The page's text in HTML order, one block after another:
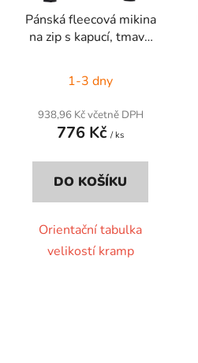
Pánská fleecová mikina
na zip s kapucí, tmavě
1-3 dny
938,96 Kč včetně DPH
776 Kč / ks
DO KOŠÍKU
Orientační tabulka
velikostí kramp